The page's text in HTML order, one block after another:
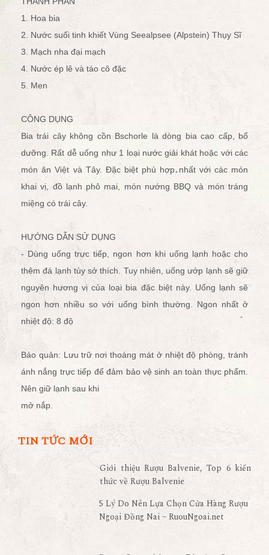
1. Hoa bia
2. Nước suối tinh khiết Vùng Seealpsee (Alpstein) Thụy Sĩ
3. Mạch nha đại mạch
4. Nước ép lê và táo cô đặc
5. Men
CÔNG DỤNG
Bia trái cây không cồn Bschorle là dòng bia cao cấp, bổ
dưỡng. Rất dễ uống như 1 loại nước giải khát hoặc với các
món ăn Việt và Tây. Đặc biệt phù hợp nhất với các món
khai vị, đồ lạnh phô mai, món nướng BBQ và món tráng
miệng có trái cây.
HƯỚNG DẪN SỬ DỤNG
- Dùng uống trực tiếp, ngon hơn khi uống lạnh hoặc cho
thêm đá lạnh tùy sở thích. Tuy nhiên, uống ướp lạnh sẽ giữ
nguyên hương vị của loại bia đặc biệt này. Uống lạnh sẽ
ngon hơn nhiều so với uống bình thường. Ngon nhất ở
nhiệt độ: 8 độ
Bảo quản: Lưu trữ nơi thoáng mát ở nhiệt độ phòng, tránh
ánh nắng trực tiếp để đảm bảo vệ sinh an toàn thực phẩm.
Nên giữ lạnh sau khi
mở nắp.
TIN TỨC MỚI
Giới thiệu Rượu Balvenie, Top 6 kiến
thức về Rượu Balvenie
5 Lý Do Nên Lựa Chọn Cửa Hàng Rượu